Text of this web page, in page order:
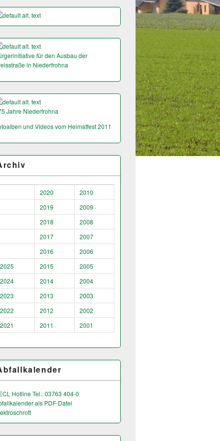
für den Ausbau der
in Niederfrohna
Jahre Niederfrohna
und Videos vom Heimatfest 2011
2020
2010
2019
2009
2018
2008
2017
2007
2016
2006
2025
2015
2005
2024
2014
2004
2023
2013
2003
2022
2012
2002
2021
2011 2001
Hotline Tel.: 03763 404-0
als PDF-Datei